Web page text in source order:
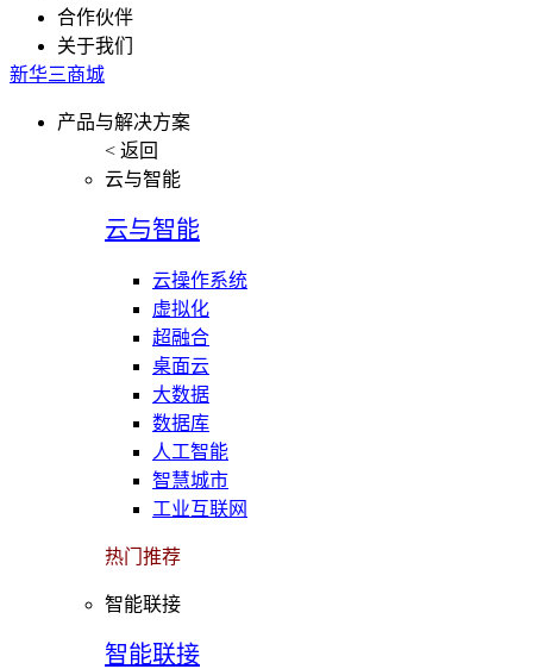
合作伙伴
关于我们
新华三商城
产品与解决方案
< 返回
云与智能
云与智能
云操作系统
虚拟化
超融合
桌面云
大数据
数据库
人工智能
智慧城市
工业互联网
热门推荐
智能联接
智能联接